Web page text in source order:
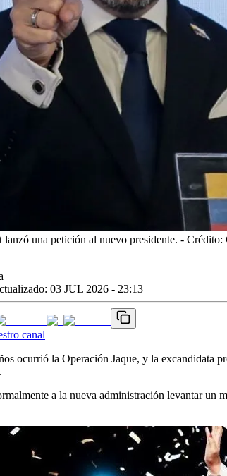
una petición al nuevo presidente. - Crédito:
03 JUL 2026 - 23:13
canal
ocurrió la Operación Jaque, y la
a la nueva administración levantar un